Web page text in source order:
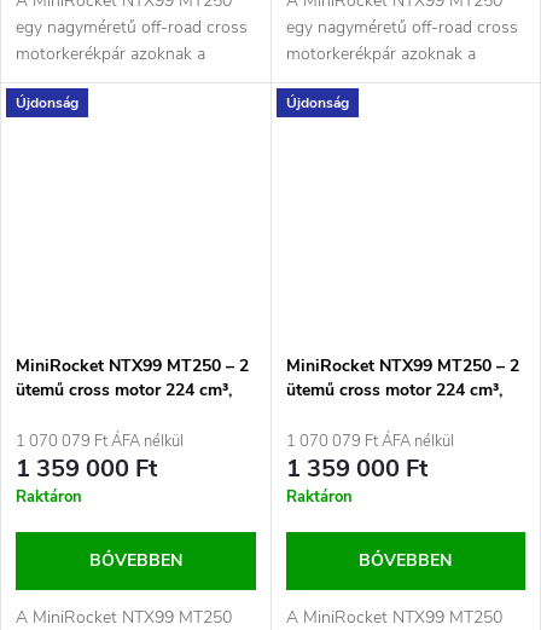
egy nagyméretű off-road cross
motorkerékpár azoknak a
motorosoknak, akik könnyű,
erős és...
egy nagyméretű off-road cross
motorkerékpár azoknak a
motorosoknak, akik könnyű,
erős és...
Újdonság
MiniRocket NTX99 MT250 – 2
ütemű cross motor 224 cm³,
1 070 079 Ft ÁFA nélkül
1 359 000 Ft
Raktáron
BŐVEBBEN
A MiniRocket NTX99 MT250
Újdonság
MiniRocket NTX99 MT250 – 2
ütemű cross motor 224 cm³,
1 070 079 Ft ÁFA nélkül
1 359 000 Ft
Raktáron
BŐVEBBEN
A MiniRocket NTX99 MT250